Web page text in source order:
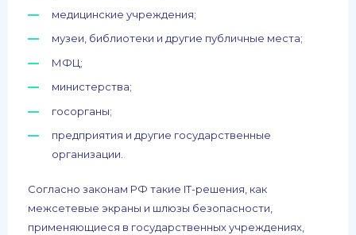
медицинские учреждения;
музеи, библиотеки и другие публичные места;
МФЦ;
министерства;
госорганы;
предприятия и другие государственные
организации.
Согласно законам РФ такие IT-решения, как
межсетевые экраны и шлюзы безопасности,
применяющиеся в государственных учреждениях,